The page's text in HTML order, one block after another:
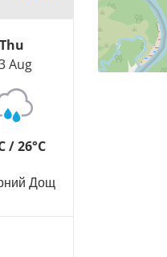
Thu
Aug
/ 26°C
Дощ